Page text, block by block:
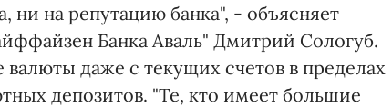
ни на репутацию банка", - объясняет
Банка Аваль" Дмитрий Сологуб.
даже с текущих счетов в пределах
депозитов. "Те, кто имеет большие